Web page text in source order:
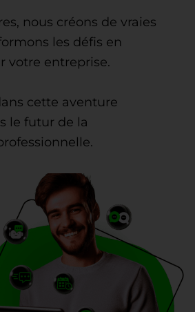
nous créons de vraies
les défis en
votre entreprise.
cette aventure
le futur de la